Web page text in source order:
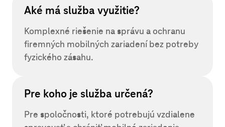
Aké má služba využitie?
Komplexné riešenie na správu a ochranu
firemných mobilných zariadení bez potreby
fyzického zásahu.
Pre koho je služba určená?
Pre spoločnosti, ktoré potrebujú vzdialene